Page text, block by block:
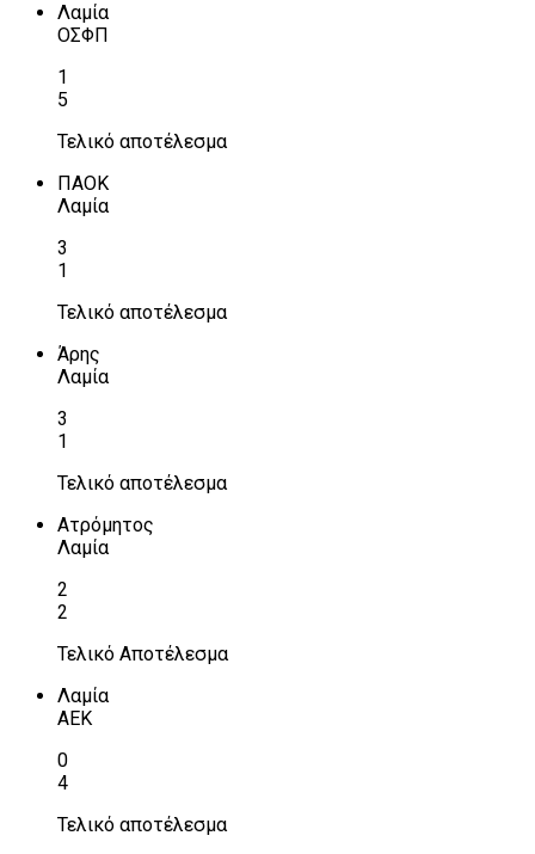
Λαμία
ΟΣΦΠ
1
5
Τελικό αποτέλεσμα
ΠΑΟΚ
Λαμία
3
1
Τελικό αποτέλεσμα
Άρης
Λαμία
3
1
Τελικό αποτέλεσμα
Ατρόμητος
Λαμία
2
2
Τελικό Αποτέλεσμα
Λαμία
ΑΕΚ
0
4
Τελικό αποτέλεσμα